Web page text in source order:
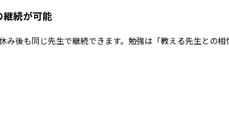
継続が可能
み後も同じ先生で継続できます。勉強は「教える先生との